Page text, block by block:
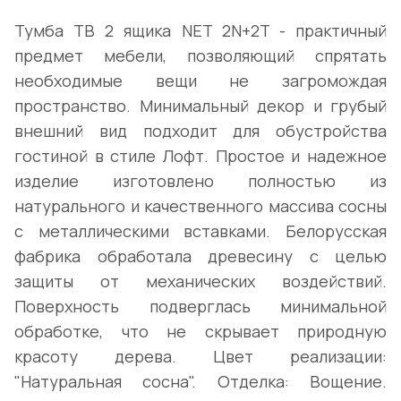
Тумба ТВ 2 ящика NET 2N+2T - практичный
предмет мебели, позволяющий спрятать
необходимые вещи не загромождая
пространство. Минимальный декор и грубый
внешний вид подходит для обустройства
гостиной в стиле Лофт. Простое и надежное
изделие изготовлено полностью из
натурального и качественного массива сосны
с металлическими вставками. Белорусская
фабрика обработала древесину с целью
защиты от механических воздействий.
Поверхность подверглась минимальной
обработке, что не скрывает природную
красоту дерева. Цвет реализации:
"Натуральная сосна". Отделка: Вощение.